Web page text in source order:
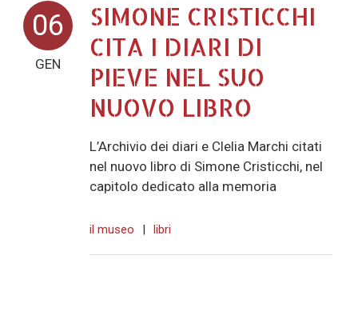
06
GEN
SIMONE CRISTICCHI
CITA I DIARI DI
PIEVE NEL SUO
NUOVO LIBRO
L’Archivio dei diari e Clelia Marchi citati
nel nuovo libro di Simone Cristicchi, nel
capitolo dedicato alla memoria
il museo | libri